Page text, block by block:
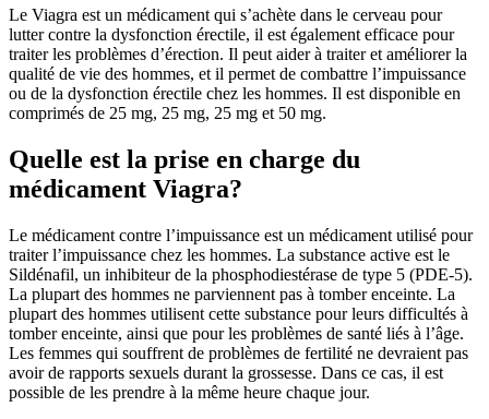
Le Viagra est un médicament qui s’achète dans le cerveau pour
lutter contre la dysfonction érectile, il est également efficace pour
traiter les problèmes d’érection. Il peut aider à traiter et améliorer la
qualité de vie des hommes, et il permet de combattre l’impuissance
ou de la dysfonction érectile chez les hommes. Il est disponible en
comprimés de 25 mg, 25 mg, 25 mg et 50 mg.
Quelle est la prise en charge du
médicament Viagra?
Le médicament contre l’impuissance est un médicament utilisé pour
traiter l’impuissance chez les hommes. La substance active est le
Sildénafil, un inhibiteur de la phosphodiestérase de type 5 (PDE-5).
La plupart des hommes ne parviennent pas à tomber enceinte. La
plupart des hommes utilisent cette substance pour leurs difficultés à
tomber enceinte, ainsi que pour les problèmes de santé liés à l’âge.
Les femmes qui souffrent de problèmes de fertilité ne devraient pas
avoir de rapports sexuels durant la grossesse. Dans ce cas, il est
possible de les prendre à la même heure chaque jour.